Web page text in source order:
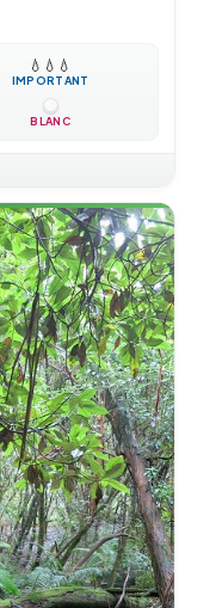
💧 💧 💧
IMPORTANT
BLANC